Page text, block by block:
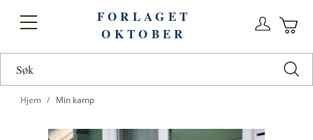
Toggle
FORLAGET
OKTOBER
Hjem Min kamp